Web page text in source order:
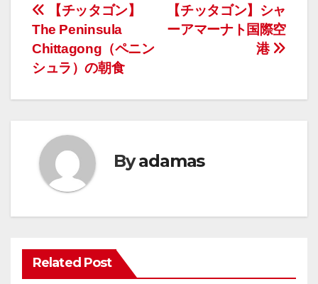
投
稿
ナ
ビ
ゲ
ー
シ
ョ
ン
【チッタゴン】シャ
ーアマーナト国際空
港
【チッタゴン】
The Peninsula
Chittagong（ペニン
シュラ）の朝食
Byadamas
Related Post